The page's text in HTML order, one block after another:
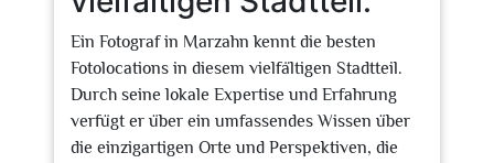
Ein Fotograf in Marzahn kennt die besten
Fotolocations in diesem vielfältigen Stadtteil.
Durch seine lokale Expertise und Erfahrung
verfügt er über ein umfassendes Wissen über
die einzigartigen Orte und Perspektiven, die